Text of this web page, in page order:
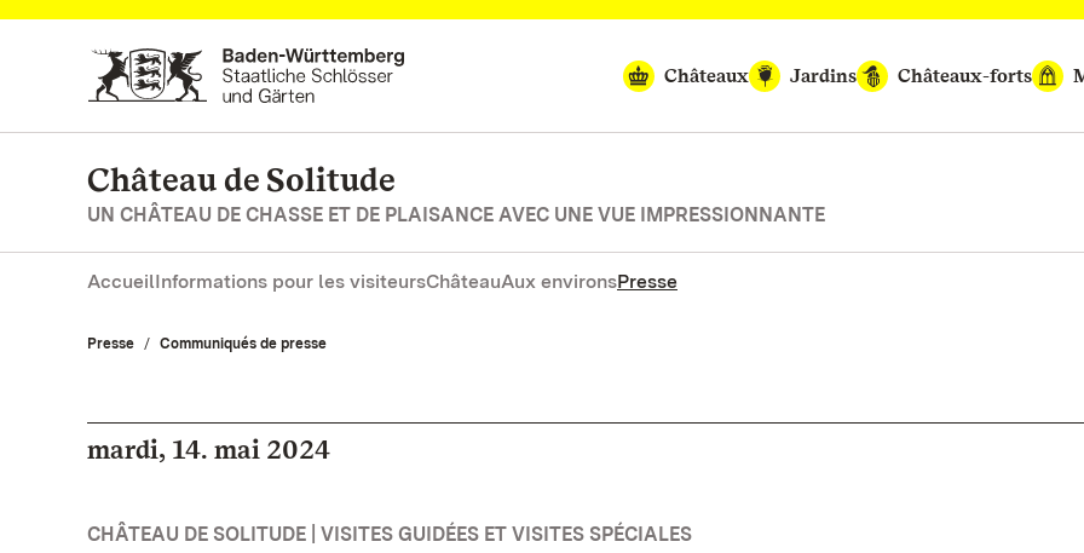
Vers la page d’accueil
Châteaux
Jardins Châteaux-forts
Château de Solitude
UN CHÂTEAU DE CHASSE ET DE PLAISANCE AVEC UNE VUE IMPRESSIONNANTE
AccueilInformations pour les visiteursChâteauAux environsPresse
Presse Communiqués de presse
mardi, 14. mai 2024
CHÂTEAU DE SOLITUDE | VISITES GUIDÉES ET VISITES SPÉCIALES